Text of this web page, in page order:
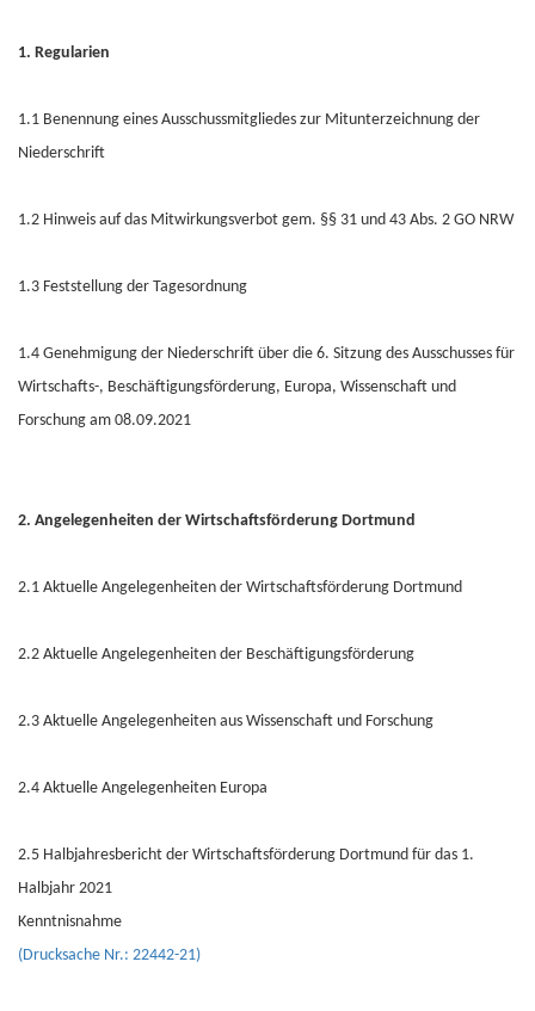
1. Regularien
1.1 Benennung eines Ausschussmitgliedes zur Mitunterzeichnung der
Niederschrift
1.2 Hinweis auf das Mitwirkungsverbot gem. §§ 31 und 43 Abs. 2 GO NRW
1.3 Feststellung der Tagesordnung
1.4 Genehmigung der Niederschrift über die 6. Sitzung des Ausschusses für
Wirtschafts-, Beschäftigungsförderung, Europa, Wissenschaft und
Forschung am 08.09.2021
2. Angelegenheiten der Wirtschaftsförderung Dortmund
2.1 Aktuelle Angelegenheiten der Wirtschaftsförderung Dortmund
2.2 Aktuelle Angelegenheiten der Beschäftigungsförderung
2.3 Aktuelle Angelegenheiten aus Wissenschaft und Forschung
2.4 Aktuelle Angelegenheiten Europa
2.5 Halbjahresbericht der Wirtschaftsförderung Dortmund für das 1.
Halbjahr 2021
Kenntnisnahme
(Drucksache Nr.: 22442-21)